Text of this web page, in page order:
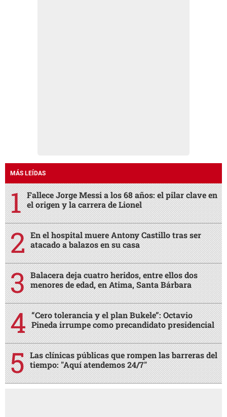
MÁS LEÍDAS
Fallece Jorge Messi a los 68 años: el pilar clave en
el origen y la carrera de Lionel
En el hospital muere Antony Castillo tras ser
atacado a balazos en su casa
Balacera deja cuatro heridos, entre ellos dos
menores de edad, en Atima, Santa Bárbara
“Cero tolerancia y el plan Bukele”: Octavio
Pineda irrumpe como precandidato presidencial
Las clínicas públicas que rompen las barreras del
tiempo: "Aquí atendemos 24/7"